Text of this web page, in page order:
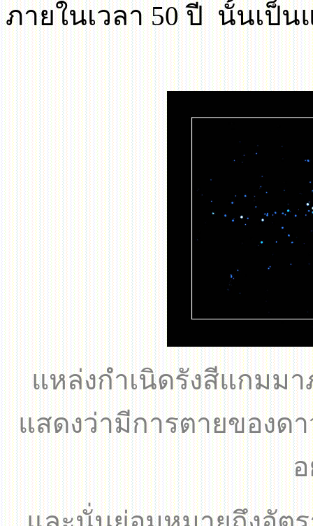
ภายในเวลา50ปี นั้นเป็น
แหล่งกำเนิดรังสีแกมม
แสดงว่ามีการตายของด